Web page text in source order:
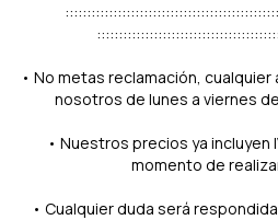
• No metas reclamación,
nosotros de lunes a viernes
• Nuestros precios ya incluyen
momento de
• Cualquier duda será